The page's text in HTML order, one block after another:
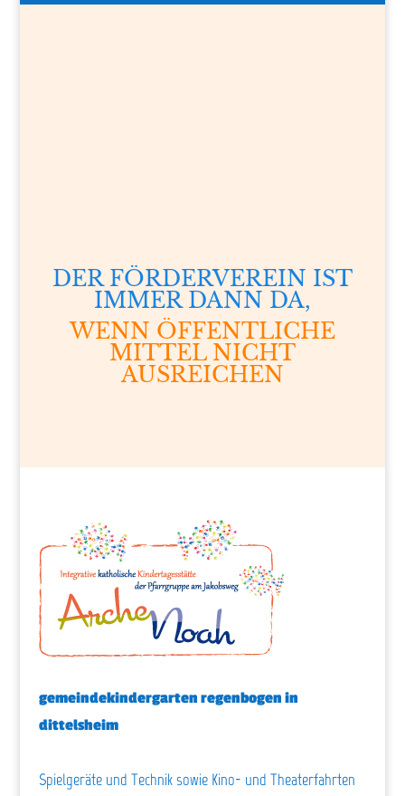
DER FÖRDERVEREIN IST
IMMER DANN DA,
WENN ÖFFENTLICHE
MITTEL NICHT
AUSREICHEN
gemeindekindergarten regenbogen in
dittelsheim
Spielgeräte und Technik sowie Kino- und Theaterfahrten